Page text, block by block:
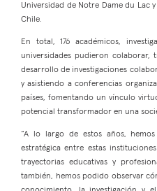
Universidad de Notre Dame du Lac
Chile.
En total, 176 académicos,
universidades pudieron colaborar,
desarrollo de investigaciones
y asistiendo a conferencias
países, fomentando un vínculo
potencial transformador en una
“A lo largo de estos años,
estratégica entre estas
trayectorias educativas y
también, hemos podido observar